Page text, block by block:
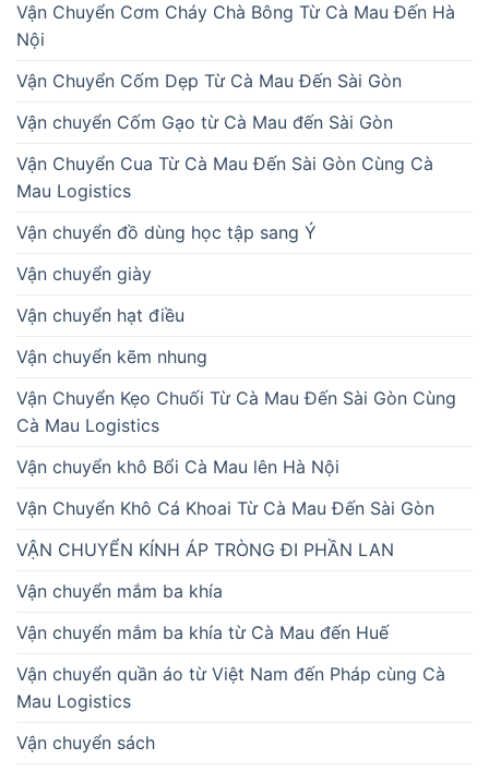
Vận Chuyển Cơm Cháy Chà Bông Từ Cà Mau Đến Hà
Nội
Vận Chuyển Cốm Dẹp Từ Cà Mau Đến Sài Gòn
Vận chuyển Cốm Gạo từ Cà Mau đến Sài Gòn
Vận Chuyển Cua Từ Cà Mau Đến Sài Gòn Cùng Cà
Mau Logistics
Vận chuyển đồ dùng học tập sang Ý
Vận chuyển giày
Vận chuyển hạt điều
Vận chuyển kẽm nhung
Vận Chuyển Kẹo Chuối Từ Cà Mau Đến Sài Gòn Cùng
Cà Mau Logistics
Vận chuyển khô Bổi Cà Mau lên Hà Nội
Vận Chuyển Khô Cá Khoai Từ Cà Mau Đến Sài Gòn
VẬN CHUYỂN KÍNH ÁP TRÒNG ĐI PHẦN LAN
Vận chuyển mắm ba khía
Vận chuyển mắm ba khía từ Cà Mau đến Huế
Vận chuyển quần áo từ Việt Nam đến Pháp cùng Cà
Mau Logistics
Vận chuyển sách